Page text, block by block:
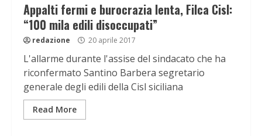
Appalti fermi e burocrazia lenta, Filca Cisl:
“100 mila edili disoccupati”
redazione 20 aprile 2017
L'allarme durante l'assise del sindacato che ha
riconfermato Santino Barbera segretario
generale degli edili della Cisl siciliana
Read More